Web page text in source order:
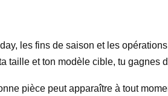
les fins de saison et les
et ton modèle cible, tu gagnes
pièce peut apparaître à tout